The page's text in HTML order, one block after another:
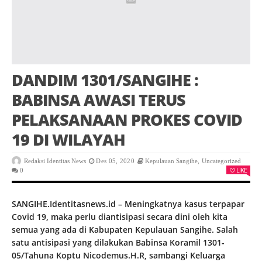
DANDIM 1301/SANGIHE :
BABINSA AWASI TERUS
PELAKSANAAN PROKES COVID
19 DI WILAYAH
Redaksi Identitas News Des 05, 2020 Kepulauan Sangihe Uncategorized
0
LIKE
SANGIHE.Identitasnews.id – Meningkatnya kasus terpapar
Covid 19, maka perlu diantisipasi secara dini oleh kita
semua yang ada di Kabupaten Kepulauan Sangihe. Salah
satu antisipasi yang dilakukan Babinsa Koramil 1301-
05/Tahuna Koptu Nicodemus.H.R, sambangi Keluarga